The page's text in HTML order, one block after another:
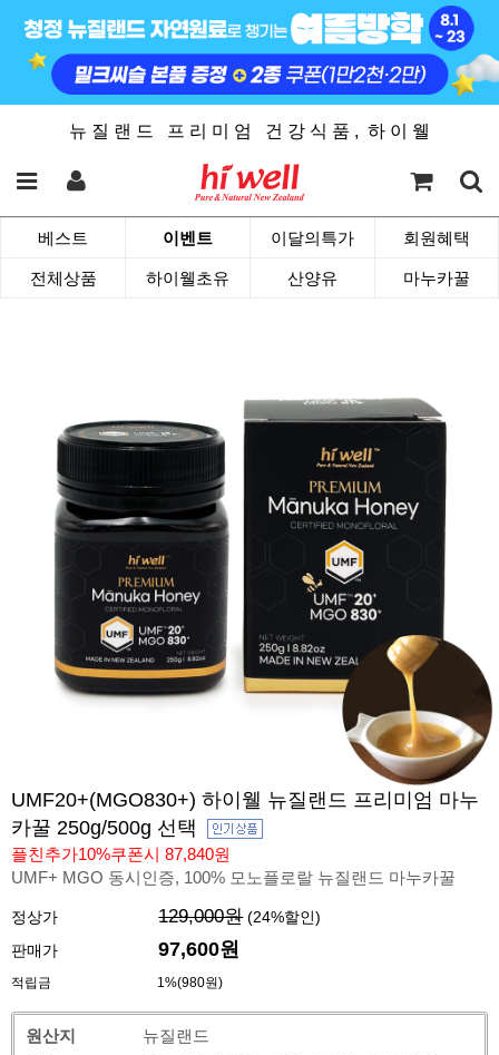
뉴 질 랜 드 프 리 미 엄 건 강 식 품 , 하 이 웰
베스트 이벤트 이달의특가 회원혜택
전체상품 하이웰초유 산양유 마누카꿀
UMF20+(MGO830+) 하이웰 뉴질랜드 프리미엄 마누
카꿀 250g/500g 선택
플친추가10%쿠폰시 87,840원
UMF+ MGO 동시인증, 100% 모노플로랄 뉴질랜드 마누카꿀
정상가 129,000원 (24%할인)
판매가
97,600원
적립금 1%(980원)
원산지
뉴질랜드